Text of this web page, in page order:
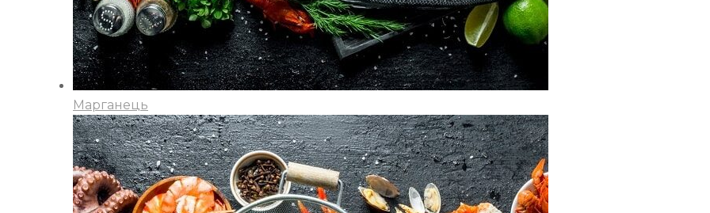
Марганець